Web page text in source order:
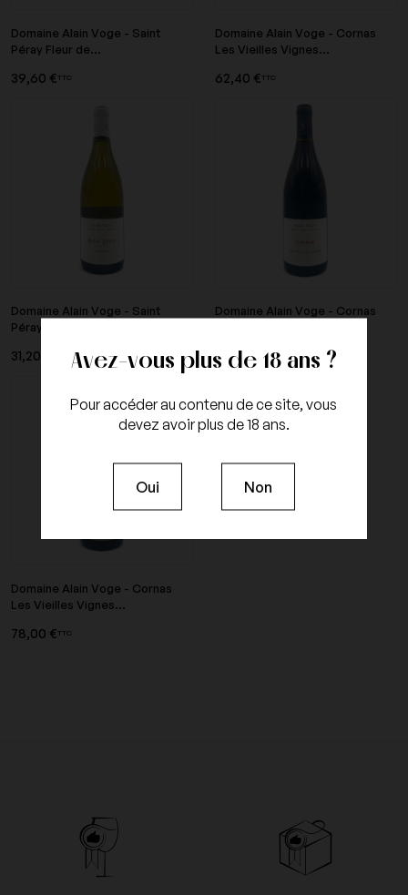
Avez-vous plus de 18 ans ?
Pour accéder au contenu de ce site, vous
devez avoir plus de 18 ans.
Oui Non
Domaine Alain Voge - Saint
Péray Fleur de...
39,60 € TTC
Domaine Alain Voge - Cornas
Les Vieilles Vignes...
62,40 € TTC
Domaine Alain Voge - Saint
Péray Ongrie 2019
31,20 €
Domaine Alain Voge - Cornas
60,00 € TTC
Domaine Alain Voge - Cornas
Les Vieilles Vignes...
78,00 € TTC